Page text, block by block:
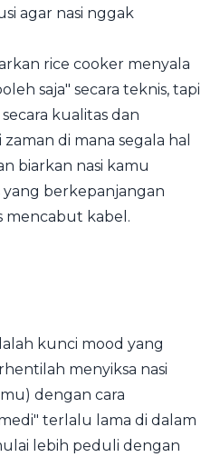
agar nasi nggak
rice cooker menyala
saja" secara teknis, tapi
kualitas dan
di mana segala hal
biarkan nasi kamu
berkepanjangan
mencabut kabel.
kunci mood yang
menyiksa nasi
dengan cara
terlalu lama di dalam
lebih peduli dengan